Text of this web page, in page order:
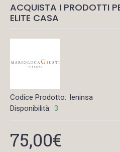
ACQUISTA I PRODOTTI
ELITE CASA
Codice Prodotto: leninsa
Disponibilità: 3
75,00€